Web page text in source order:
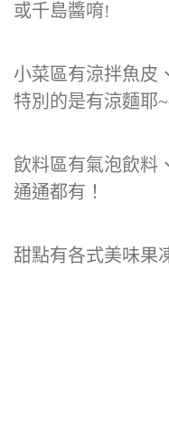
或千島醬唷!
小菜區有涼拌魚皮
特別的是有涼麵耶
飲料區有氣泡飲料
通通都有！
甜點有各式美味果